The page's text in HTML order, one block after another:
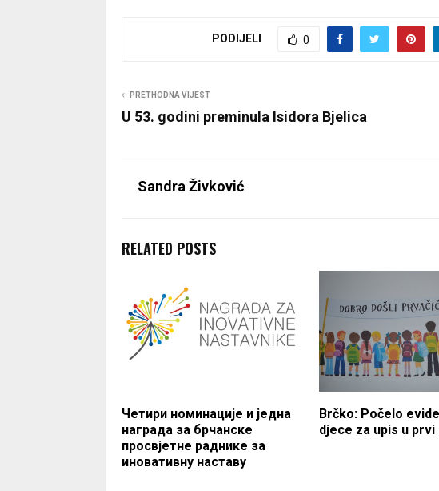
PODIJELI 0
PRETHODNA VIJEST
U 53. godini preminula Isidora Bjelica
Sandra Živković
RELATED POSTS
Четири номинације и једна
награда за брчанске
просвјетне раднике за
иновативну наставу
Brčko: Počelo
djece za upis u